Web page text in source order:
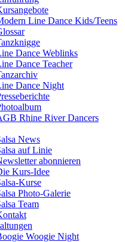
Line Dance Kids/Teens
Dance Weblinks
Dance Teacher
Dance Night
Rhine River Dancers
News
auf Linie
abonnieren
Kurs-Idee
Kurse
Photo-Galerie
Team
Woogie Night